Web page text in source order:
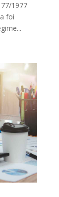
1977
foi